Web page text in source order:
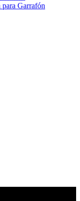
Garrafón